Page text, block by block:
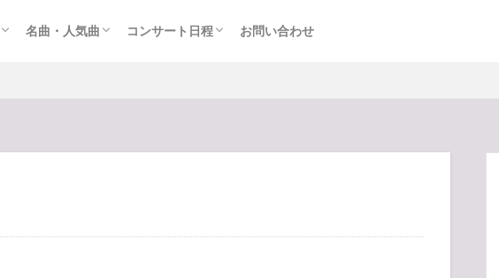
名曲・人気曲 コンサート日程 お問い合わせ